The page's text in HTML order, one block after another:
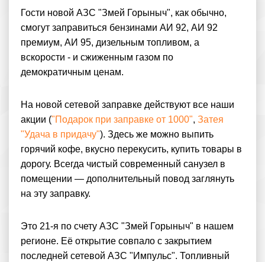
Гости новой АЗС "Змей Горыныч", как обычно,
смогут заправиться бензинами АИ 92, АИ 92
премиум, АИ 95, дизельным топливом, а
вскорости - и сжиженным газом по
демократичным ценам.
На новой сетевой заправке действуют все наши
акции ("Подарок при заправке от 1000", Затея
"Удача в придачу"). Здесь же можно выпить
горячий кофе, вкусно перекусить, купить товары в
дорогу. Всегда чистый современный санузел в
помещении — дополнительный повод заглянуть
на эту заправку.
Это 21-я по счету АЗС "Змей Горыныч" в нашем
регионе. Её открытие совпало с закрытием
последней сетевой АЗС "Импульс". Топливный